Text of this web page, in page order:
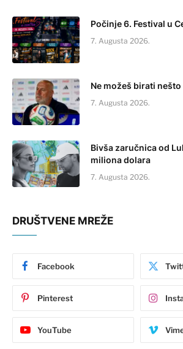
Počinje 6. Festival u
7. Augusta 2026.
Ne možeš birati
7. Augusta 2026.
Bivša zaručnica od
miliona dolara
7. Augusta 2026.
DRUŠTVENE MREŽE
Facebook
Pinterest
YouTube